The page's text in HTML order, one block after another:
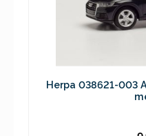
Herpa 038621-003